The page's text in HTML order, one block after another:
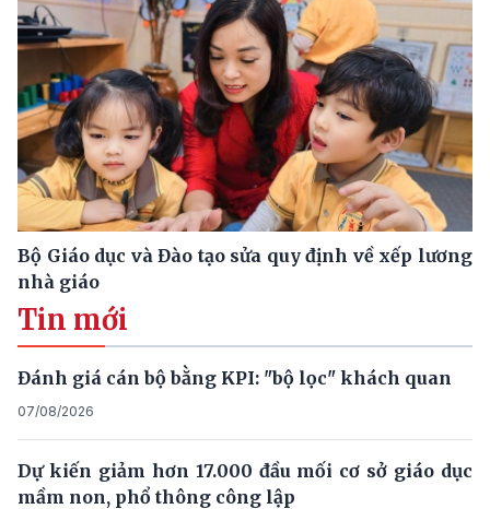
Bộ Giáo dục và Đào tạo sửa quy định về xếp lương
nhà giáo
Tin mới
Đánh giá cán bộ bằng KPI: "bộ lọc" khách quan
07/08/2026
Dự kiến giảm hơn 17.000 đầu mối cơ sở giáo dục
mầm non, phổ thông công lập